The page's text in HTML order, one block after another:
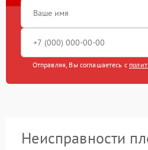
Отправляя, Вы соглашаетесь с
Неисправности